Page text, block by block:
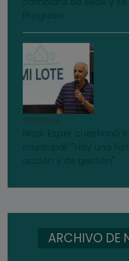
03/08/2026
ARCHIVO DE